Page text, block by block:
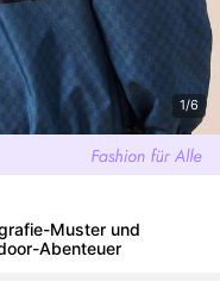
1/6
Muster und
Abenteuer